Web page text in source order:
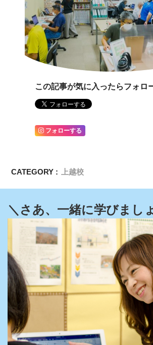
この記事が気に入ったらフォロ
フォローする
CATEGORY : 上越校
＼さあ、一緒に学びまし